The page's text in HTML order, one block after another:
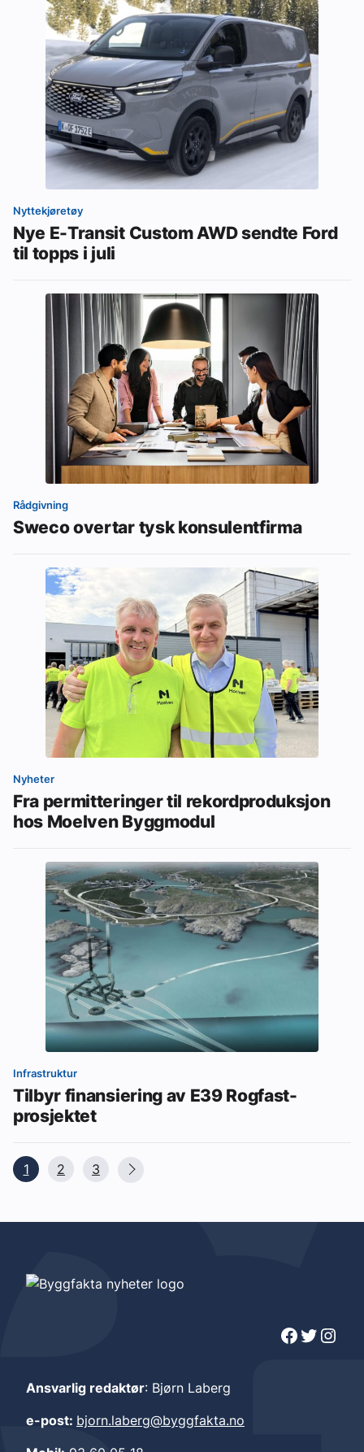
Nyttekjøretøy
Nye E-Transit Custom AWD sendte Ford
til topps i juli
Rådgivning
Sweco overtar tysk konsulentfirma
Nyheter
Fra permitteringer til rekordproduksjon
hos Moelven Byggmodul
Infrastruktur
Tilbyr finansiering av E39 Rogfast-
prosjektet
1 2 3
Facebook Twitter Instagram
Ansvarlig redaktør: Bjørn Laberg
e-post: bjorn.laberg@byggfakta.no